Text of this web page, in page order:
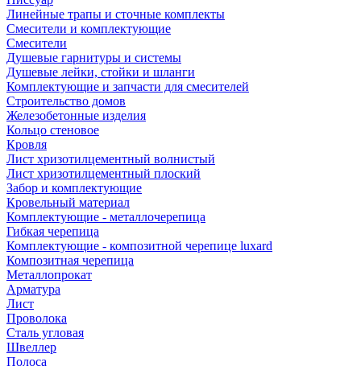
Линейные трапы и сточные комплекты
Смесители и комплектующие
Смесители
Душевые гарнитуры и системы
Душевые лейки, стойки и шланги
Комплектующие и запчасти для смесителей
Строительство домов
Железобетонные изделия
Кольцо стеновое
Кровля
Лист хризотилцементный волнистый
Лист хризотилцементный плоский
Забор и комплектующие
Кровельный материал
Комплектующие - металлочерепица
Гибкая черепица
Комплектующие - композитной черепице luxard
Композитная черепица
Металлопрокат
Арматура
Лист
Проволока
Сталь угловая
Швеллер
Полоса